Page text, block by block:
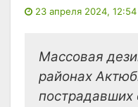
23 апреля 2024, 12:54
Массовая
районах
пострадавших